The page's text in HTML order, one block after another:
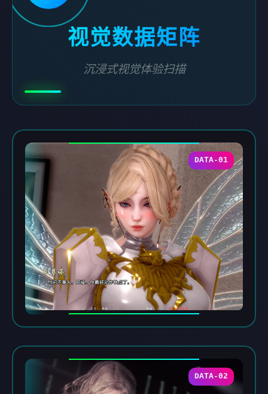
视觉数据矩阵
沉浸式视觉体验扫描
DATA-01
DATA-02